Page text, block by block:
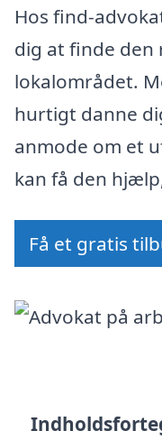
Hos find-
dig at finde den
lokalområdet.
hurtigt danne
anmode om et
kan få den
Få et gratis